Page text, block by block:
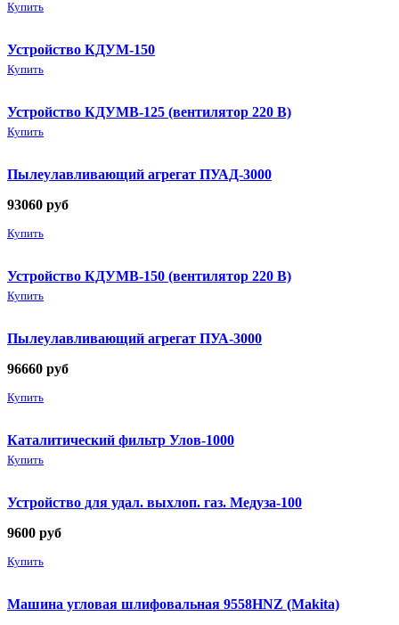
Купить
Устройство КДУМ-150
Купить
Устройство КДУМВ-125 (вентилятор 220 В)
Купить
Пылеулавливающий агрегат ПУАД-3000
93060 руб
Купить
Устройство КДУМВ-150 (вентилятор 220 В)
Купить
Пылеулавливающий агрегат ПУА-3000
96660 руб
Купить
Каталитический фильтр Улов-1000
Купить
Устройство для удал. выхлоп. газ. Медуза-100
9600 руб
Купить
Машина угловая шлифовальная 9558HNZ (Makita)